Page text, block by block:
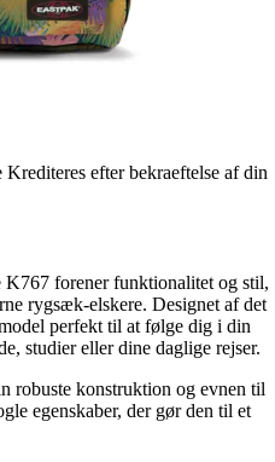
Krediteres efter bekraeftelse af din
forener funktionalitet og stil,
rygsæk-elskere. Designet af det
perfekt til at følge dig i din
studier eller dine daglige rejser.
robuste konstruktion og evnen til
egenskaber, der gør den til et